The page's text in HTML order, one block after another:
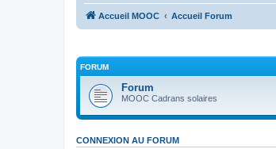
Accueil MOOC Accueil Forum
FORUM
Forum
MOOC Cadrans solaires
CONNEXION AU FORUM